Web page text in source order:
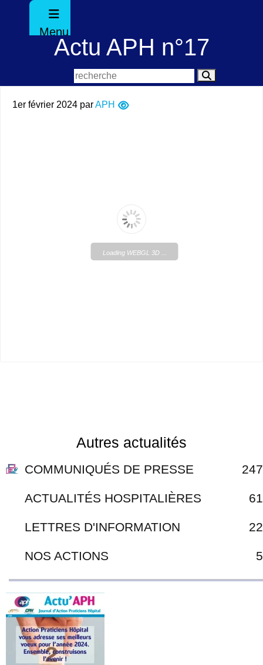
Menu
Actu APH n°17
1er février 2024 parAPH
Loading WEBGL 3D ...
Autres actualités
COMMUNIQUÉS DE PRESSE 247
ACTUALITÉS HOSPITALIÈRES 61
LETTRES D'INFORMATION 22
NOS ACTIONS 5